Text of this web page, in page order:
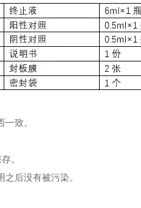
致。
。
后没有被污染。